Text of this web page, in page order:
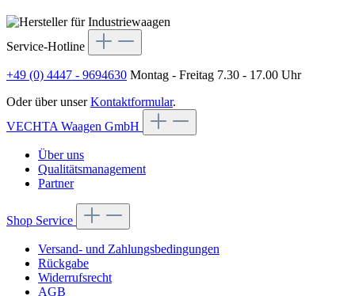
Service-Hotline
+49 (0) 4447 - 9694630 Montag - Freitag 7.30 - 17.00 Uhr
Oder über unserKontaktformular.
VECHTA Waagen GmbH
Über uns
Qualitätsmanagement
Partner
Shop Service
Versand- und Zahlungsbedingungen
Rückgabe
Widerrufsrecht
AGB